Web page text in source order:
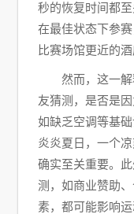
秒的恢复时间都
在最佳状态下参
比赛场馆更近的酒
然而，这一
友猜测，是否是
如缺乏空调等基
炎炎夏日，一个
确实至关重要。
测，如商业赞助
素，都可能影响运